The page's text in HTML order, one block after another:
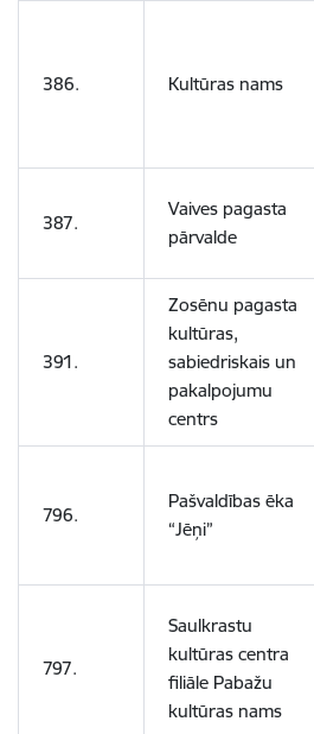
386. Kultūras nams
387.
Vaives pagasta
pārvalde
391.
Zosēnu pagasta
kultūras,
sabiedriskais un
pakalpojumu
centrs
796.
Pašvaldības ēka
“Jēņi”
797.
Saulkrastu
kultūras centra
filiāle Pabažu
kultūras nams